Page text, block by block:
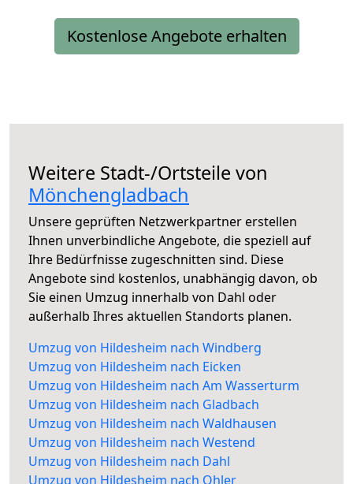
Kostenlose Angebote erhalten
Weitere Stadt-/Ortsteile von
Mönchengladbach
Unsere geprüften Netzwerkpartner erstellen
Ihnen unverbindliche Angebote, die speziell auf
Ihre Bedürfnisse zugeschnitten sind. Diese
Angebote sind kostenlos, unabhängig davon, ob
Sie einen Umzug innerhalb von Dahl oder
außerhalb Ihres aktuellen Standorts planen.
Umzug von Hildesheim nach Windberg
Umzug von Hildesheim nach Eicken
Umzug von Hildesheim nach Am Wasserturm
Umzug von Hildesheim nach Gladbach
Umzug von Hildesheim nach Waldhausen
Umzug von Hildesheim nach Westend
Umzug von Hildesheim nach Dahl
Umzug von Hildesheim nach Ohler